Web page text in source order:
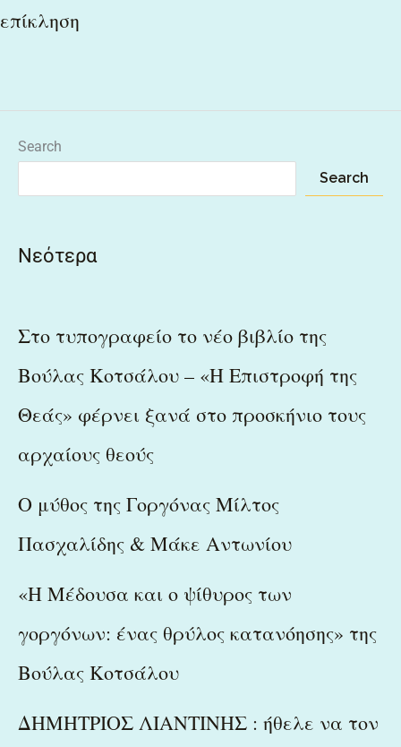
επίκληση
Search
Search
Νεότερα
Στο τυπογραφείο το νέο βιβλίο της
Βούλας Κοτσάλου – «Η Επιστροφή της
Θεάς» φέρνει ξανά στο προσκήνιο τους
αρχαίους θεούς
Ο μύθος της Γοργόνας Μίλτος
Πασχαλίδης & Μάκε Αντωνίου
«Η Μέδουσα και ο ψίθυρος των
γοργόνων: ένας θρύλος κατανόησης» της
Βούλας Κοτσάλου
ΔΗΜΗΤΡΙΟΣ ΛΙΑΝΤΙΝΗΣ : ήθελε να τον